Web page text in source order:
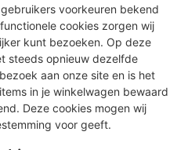
voorkeuren bekend
cookies zorgen wij
kunt bezoeken. Op deze
steeds opnieuw dezelfde
aan onze site en is het
in je winkelwagen bewaard
Deze cookies mogen wij
voor geeft.